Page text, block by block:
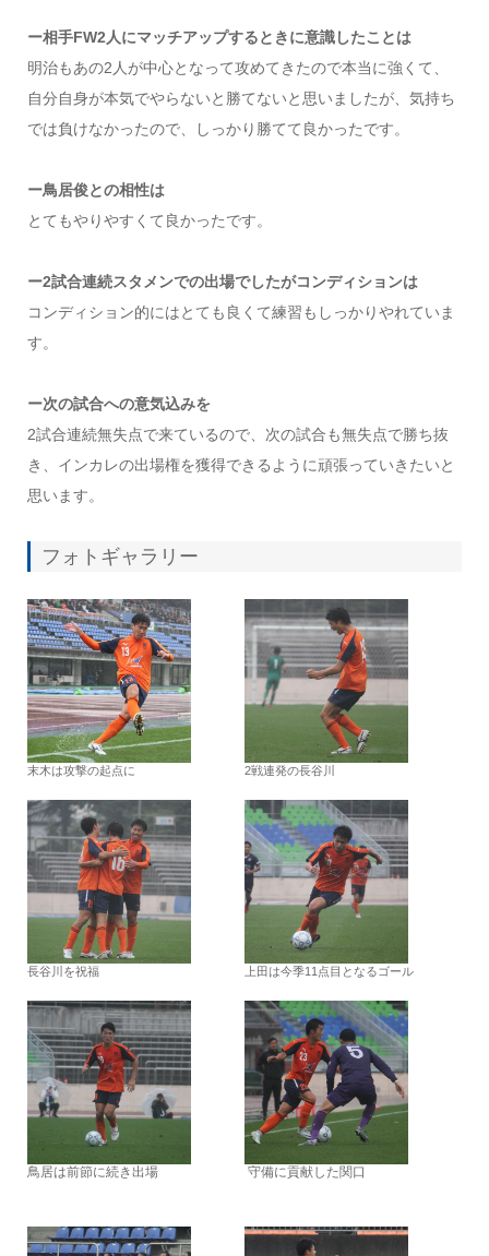
ー相手FW2人にマッチアップするときに意識したことは
明治もあの2人が中心となって攻めてきたので本当に強くて、
自分自身が本気でやらないと勝てないと思いましたが、気持ち
では負けなかったので、しっかり勝てて良かったです。
ー鳥居俊との相性は
とてもやりやすくて良かったです。
ー2試合連続スタメンでの出場でしたがコンディションは
コンディション的にはとても良くて練習もしっかりやれていま
す。
ー次の試合への意気込みを
2試合連続無失点で来ているので、次の試合も無失点で勝ち抜
き、インカレの出場権を獲得できるように頑張っていきたいと
思います。
フォトギャラリー
末木は攻撃の起点に 2戦連発の長谷川
長谷川を祝福 上田は今季11点目となるゴール
鳥居は前節に続き出場 守備に貢献した関口